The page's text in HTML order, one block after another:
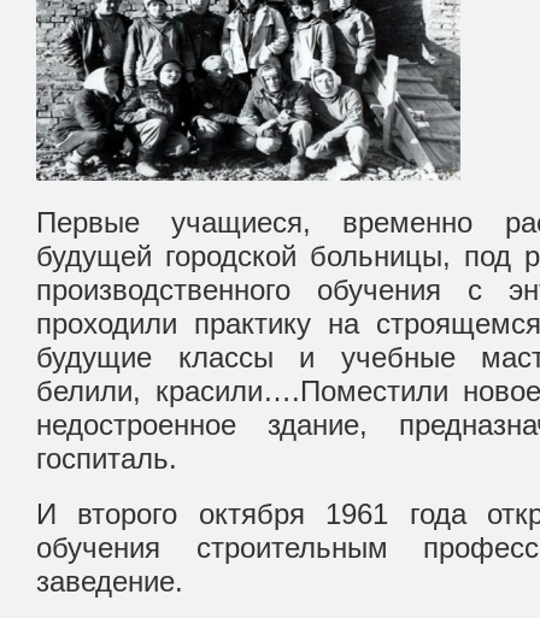
Первые учащиеся, временно
будущей городской больницы, под
производственного обучения с
проходили практику на
будущие классы и учебные
белили, красили….Поместили
недостроенное здание,
госпиталь.
И второго октября 1961 года
обучения строительным
заведение.